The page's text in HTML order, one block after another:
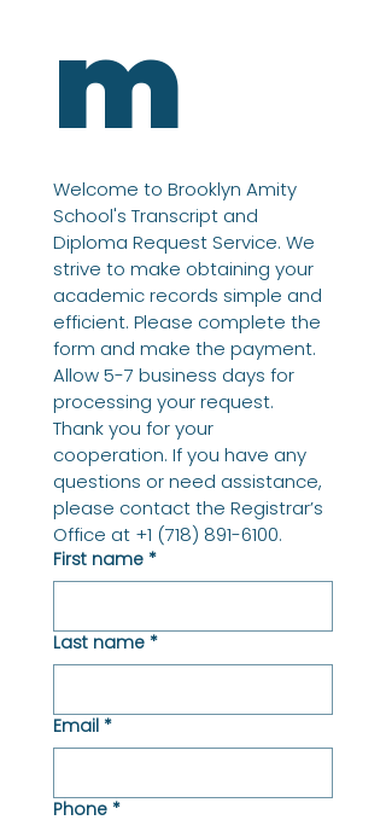
m
Welcome to Brooklyn Amity
School's Transcript and
Diploma Request Service. We
strive to make obtaining your
academic records simple and
efficient. Please complete the
form and make the payment.
Allow 5-7 business days for
processing your request.
Thank you for your
cooperation. If you have any
questions or need assistance,
please contact the Registrar’s
Office at +1 (718) 891-6100.
First name *
Last name *
Email *
Phone *